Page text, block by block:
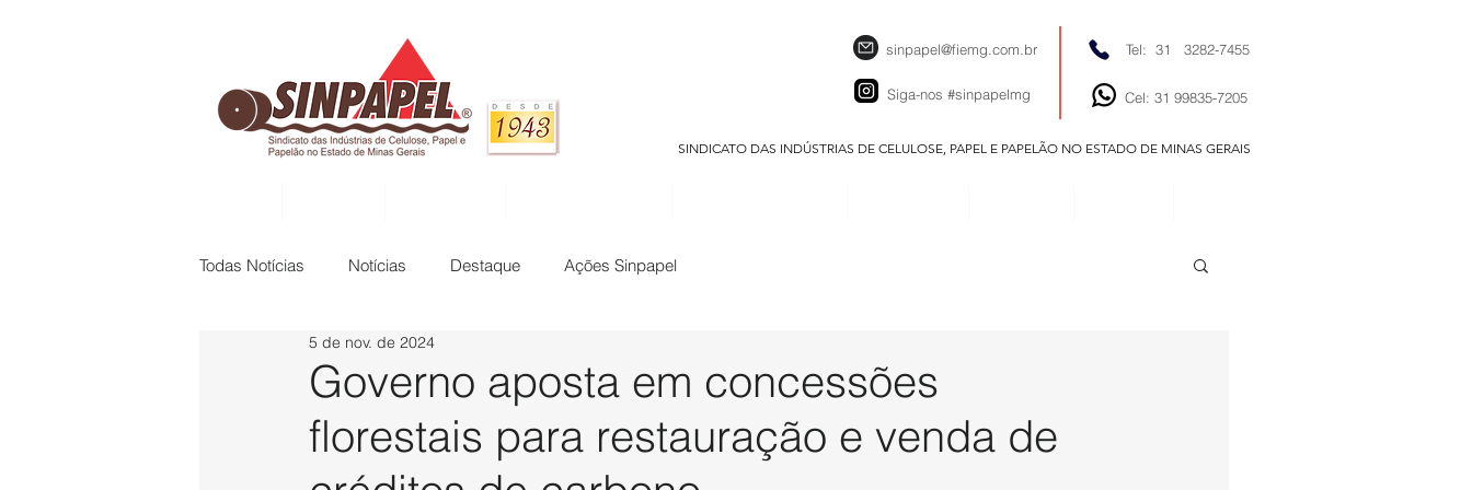
sinpapel@fiemg.com.br
Siga-nos #sinpapelmg
Tel: 31 3282-7455
Cel: 31 99835-7205
SINDICATO DAS INDÚSTRIAS DE CELULOSE, PAPEL E PAPELÃO NO ESTADO DE MINAS GERAIS
Todas Notícias Notícias Destaque Ações Sinpapel
Governo aposta em concessões
florestais para restauração e venda de
5 de nov. de 2024